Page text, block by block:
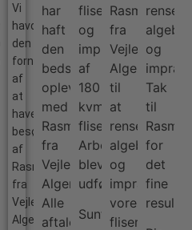
Vi
havde
den
fornøjelse
af
at
have
besøg
af
Rasmus
fra
Vejle
Algerens
har
haft
den
bedste
oplevelse
med
Rasmus
fra
Vejle
Algerens.
Alle
aftaler
fliserens
og
imprægnering
af
180
kvm
fliser.
Arbejdet
blev
udført…
Sunflowers
Rasmus
fra
Vejle
Algerens
til
at
rense,
algebehandle
og
imprægnere
vores
fliser
renset,
og
Tak
til
Rasmus
for
det
fine